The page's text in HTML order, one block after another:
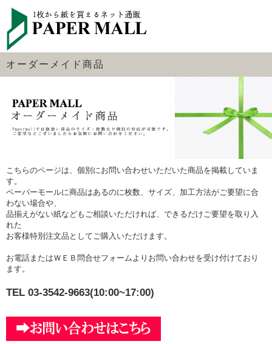
オーダーメイド商品
こちらのページは、個別にお問い合わせいただいた商品を掲載していま
す。
ペーパーモールに商品はあるのに枚数、サイズ、加工方法がご要望に合
わない場合や、
品揃えがない紙などもご相談いただければ、できるだけご要望を取り入
れた
お客様特別注文品としてご購入いただけます。
お電話またはＷＥＢ問合せフォームよりお問い合わせを受け付けており
ます。
TEL 03-3542-9663(10:00~17:00)